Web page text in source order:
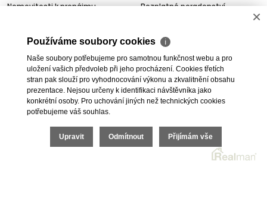
Nemovitosti k pronájmu
Rodinné domy na prodej
Kanceláře
Obchody
Bezplatné poradenství
Dražby
Geodetické práce
Úschovy kupních cen
Právní servis
Služby developerům
Pojištění
O společnosti
×
Používáme soubory cookies ℹ
Naše soubory potřebujeme pro samotnou funkčnost webu a pro
uložení vašich předvoleb při jeho procházení. Cookies třetích
stran pak slouží pro vyhodnocování výkonu a zkvalitnění obsahu
prezentace. Nejsou určeny k identifikaci návštěvníka jako
konkrétní osoby. Pro uchování jiných než technických cookies
potřebujeme váš souhlas.
Upravit Odmítnout Přijímám vše